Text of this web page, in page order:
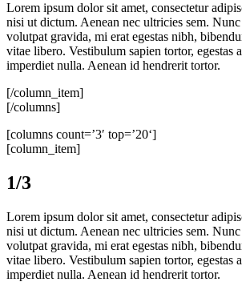
Lorem ipsum dolor sit amet, consectetur
nisi ut dictum. Aenean nec ultricies sem.
volutpat gravida, mi erat egestas nibh,
vitae libero. Vestibulum sapien tortor, egestas
imperdiet nulla. Aenean id hendrerit tortor.
[/column_item]
[/columns]
[columns count=’3′ top=’20‘]
[column_item]
1/3
Lorem ipsum dolor sit amet, consectetur
nisi ut dictum. Aenean nec ultricies sem.
volutpat gravida, mi erat egestas nibh,
vitae libero. Vestibulum sapien tortor, egestas
imperdiet nulla. Aenean id hendrerit tortor.